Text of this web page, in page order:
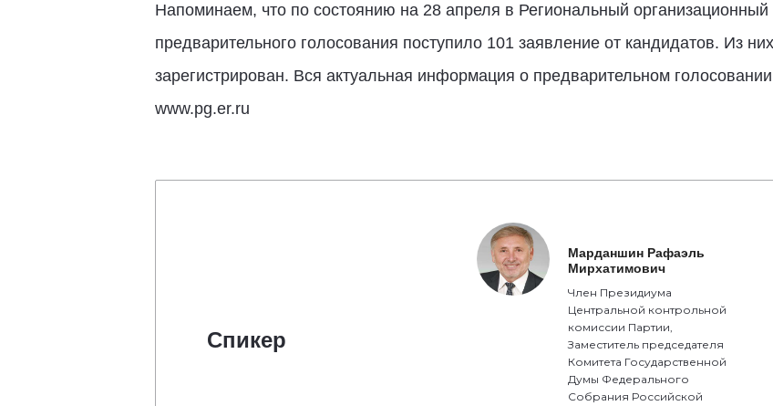
Напоминаем, что по состоянию на 28 апреля в Региональный
предварительного голосования поступило 101 заявление от кандидатов. Из
зарегистрирован. Вся актуальная информация о предварительном
www.pg.er.ru
Спикер
Марданшин Рафаэль
Мирхатимович
Член Президиума
Центральной контрольной
комиссии Партии,
Заместитель председателя
Комитета Государственной
Думы Федерального
Собрания Российской